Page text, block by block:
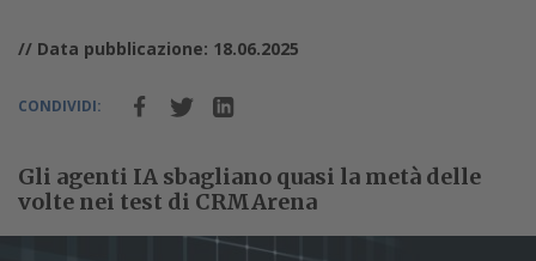
// Data pubblicazione: 18.06.2025
CONDIVIDI:
Gli agenti IA sbagliano quasi la metà delle
volte nei test di CRMArena